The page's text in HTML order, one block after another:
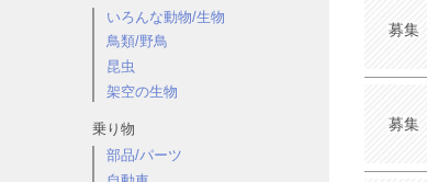
いろんな動物/生物
鳥類/野鳥
昆虫
架空の生物
乗り物
部品/パーツ
募集
募集